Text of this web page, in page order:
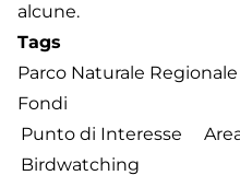
alcune.
Tags
Parco Naturale
Fondi
Punto di Interesse
Birdwatching